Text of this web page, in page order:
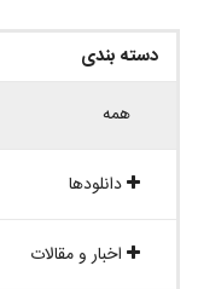
دسته بندی
همه
دانلودها
اخبار و مقالات